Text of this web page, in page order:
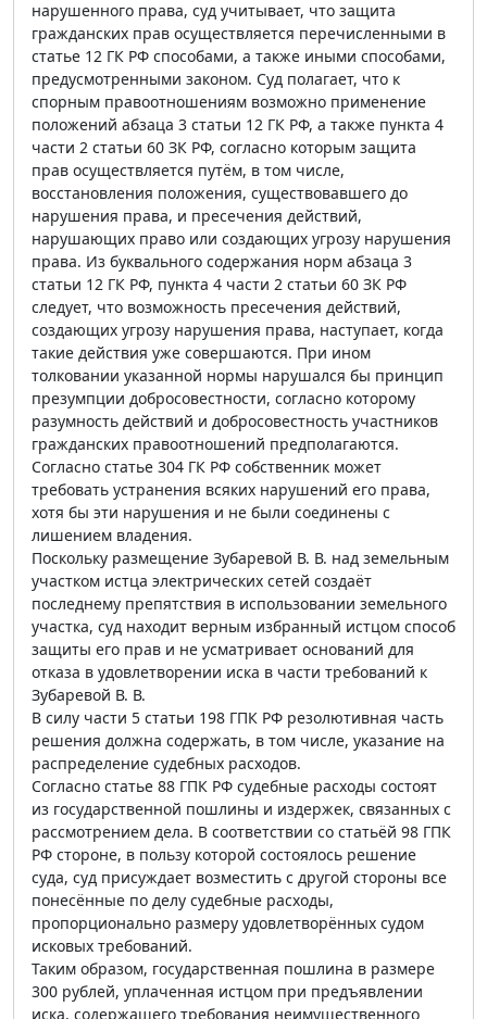
нарушенного права, суд учитывает, что защита
гражданских прав осуществляется перечисленными в
статье 12 ГК РФ способами, а также иными способами,
предусмотренными законом. Суд полагает, что к
спорным правоотношениям возможно применение
положений абзаца 3 статьи 12 ГК РФ, а также пункта 4
части 2 статьи 60 ЗК РФ, согласно которым защита
прав осуществляется путём, в том числе,
восстановления положения, существовавшего до
нарушения права, и пресечения действий,
нарушающих право или создающих угрозу нарушения
права. Из буквального содержания норм абзаца 3
статьи 12 ГК РФ, пункта 4 части 2 статьи 60 ЗК РФ
следует, что возможность пресечения действий,
создающих угрозу нарушения права, наступает, когда
такие действия уже совершаются. При ином
толковании указанной нормы нарушался бы принцип
презумпции добросовестности, согласно которому
разумность действий и добросовестность участников
гражданских правоотношений предполагаются.
Согласно статье 304 ГК РФ собственник может
требовать устранения всяких нарушений его права,
хотя бы эти нарушения и не были соединены с
лишением владения.
Поскольку размещение Зубаревой В. В. над земельным
участком истца электрических сетей создаёт
последнему препятствия в использовании земельного
участка, суд находит верным избранный истцом способ
защиты его прав и не усматривает оснований для
отказа в удовлетворении иска в части требований к
Зубаревой В. В.
В силу части 5 статьи 198 ГПК РФ резолютивная часть
решения должна содержать, в том числе, указание на
распределение судебных расходов.
Согласно статье 88 ГПК РФ судебные расходы состоят
из государственной пошлины и издержек, связанных с
рассмотрением дела. В соответствии со статьёй 98 ГПК
РФ стороне, в пользу которой состоялось решение
суда, суд присуждает возместить с другой стороны все
понесённые по делу судебные расходы,
пропорционально размеру удовлетворённых судом
исковых требований.
Таким образом, государственная пошлина в размере
300 рублей, уплаченная истцом при предъявлении
иска, содержащего требования неимущественного